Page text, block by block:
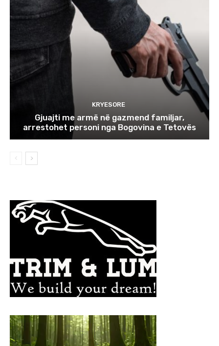
KRYESORE
Gjuajti me armë në gazmend familjar,
arrestohet personi nga Bogovina e Tetovës